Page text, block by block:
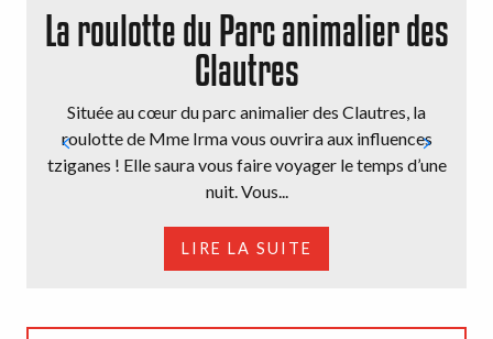
La roulotte du Parc animalier des
Clautres
Située au cœur du parc animalier des Clautres, la
roulotte de Mme Irma vous ouvrira aux influences
tziganes ! Elle saura vous faire voyager le temps d’une
nuit. Vous...
LIRE LA SUITE